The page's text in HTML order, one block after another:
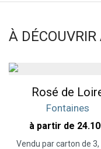
À DÉCOUVRIR
Rosé de
Fontaines
à partir de 24.10
Vendu par carton de 3,